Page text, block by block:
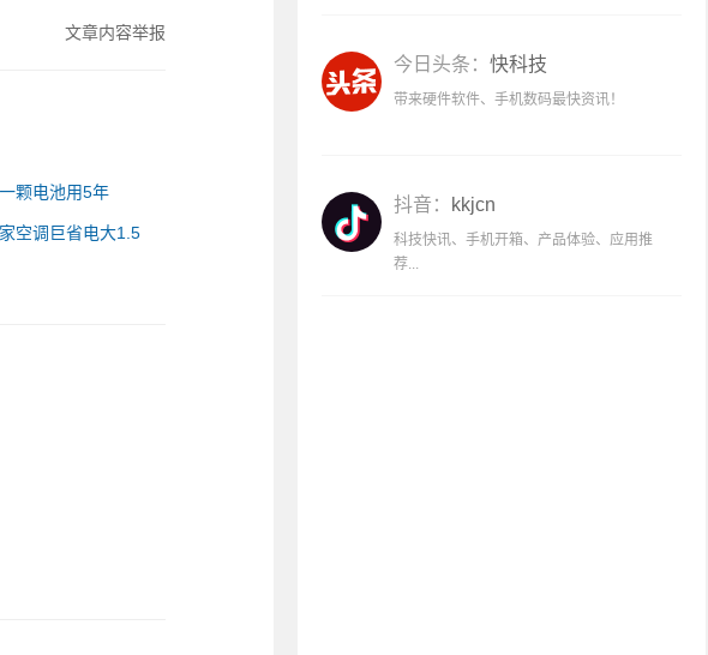
文章内容举报
颗电池用5年
空调巨省电大1.5
今日头条： 快科技
带来硬件软件、手机数码最快资讯！
抖音： kkjcn
科技快讯、手机开箱、产品体验、应用推
荐...